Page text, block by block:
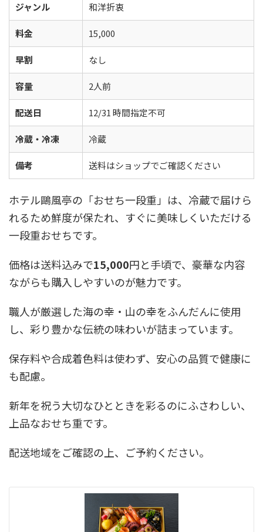
ジャンル 和洋折衷
料金 15,000
早割 なし
容量 2人前
配送日 12/31 時間指定不可
冷蔵・冷凍 冷蔵
備考 送料はショップでご確認ください
ホテル鷗風亭の「おせち一段重」は、冷蔵で届けら
れるため鮮度が保たれ、すぐに美味しくいただける
一段重おせちです。
価格は送料込みで15,000円と手頃で、豪華な内容
ながらも購入しやすいのが魅力です。
職人が厳選した海の幸・山の幸をふんだんに使用
し、彩り豊かな伝統の味わいが詰まっています。
保存料や合成着色料は使わず、安心の品質で健康に
も配慮。
新年を祝う大切なひとときを彩るのにふさわしい、
上品なおせち重です。
配送地域をご確認の上、ご予約ください。